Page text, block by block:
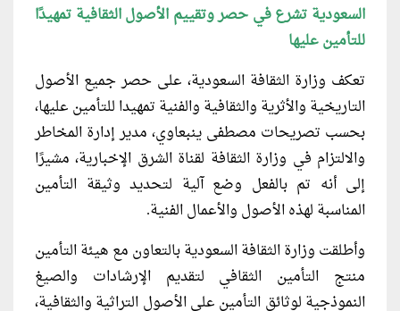
السعودية تشرع في حصر وتقييم الأصول الثقافية تمهيدًا
للتأمين عليها
تعكف وزارة الثقافة السعودية، على حصر جميع الأصول
التاريخية والأثرية والثقافية والفنية تمهيدا للتأمين عليها،
بحسب تصريحات مصطفى ينبعاوي، مدير إدارة المخاطر
والالتزام في وزارة الثقافة لقناة الشرق الإخبارية، مشيرًا
إلى أنه تم بالفعل وضع آلية لتحديد وثيقة التأمين
المناسبة لهذه الأصول والأعمال الفنية.
وأطلقت وزارة الثقافة السعودية بالتعاون مع هيئة التأمين
منتج التأمين الثقافي لتقديم الإرشادات والصيغ
النموذجية لوثائق التأمين على الأصول التراثية والثقافية،